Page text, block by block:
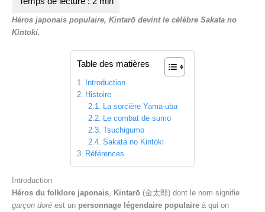
e
Héros japonais populaire, Kintarō devint le célèbre Sakata no
Kintoki.
Table des matières
Introduction
Histoire
La sorcière Yama-uba
Le combat de sumo
Tsuchigumo
Sakata no Kintoki
Références
Introduction
Héros du folklore japonais
Kintarō (金太郎) dont le nom signifie
garçon doré est un personnage légendaire populaire à qui on